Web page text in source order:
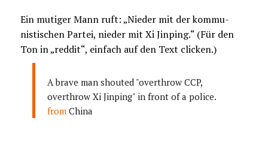
Ein mutiger Mann ruft: „Nieder mit der kommu-
nistischen Partei, nieder mit Xi Jinping.“ (Für den
Ton in „reddit“, einfach auf den Text clicken.)
A brave man shouted "overthrow CCP,
overthrow Xi Jinping" in front of a police.
from China